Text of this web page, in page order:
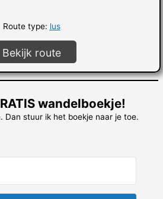
Route type: lus
Bekijk route
wandelboekje!
Dan stuur ik het boekje naar je toe.